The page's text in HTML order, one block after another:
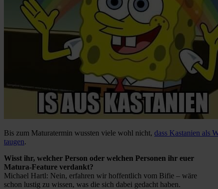
Bis zum Maturatermin wussten viele wohl nicht, dass Kastanien als
taugen.
Wisst ihr, welcher Person oder welchen Personen ihr euer
Matura-Feature verdankt?
Michael Hartl: Nein, erfahren wir hoffentlich vom Bifie – wäre
schon lustig zu wissen, was die sich dabei gedacht haben.